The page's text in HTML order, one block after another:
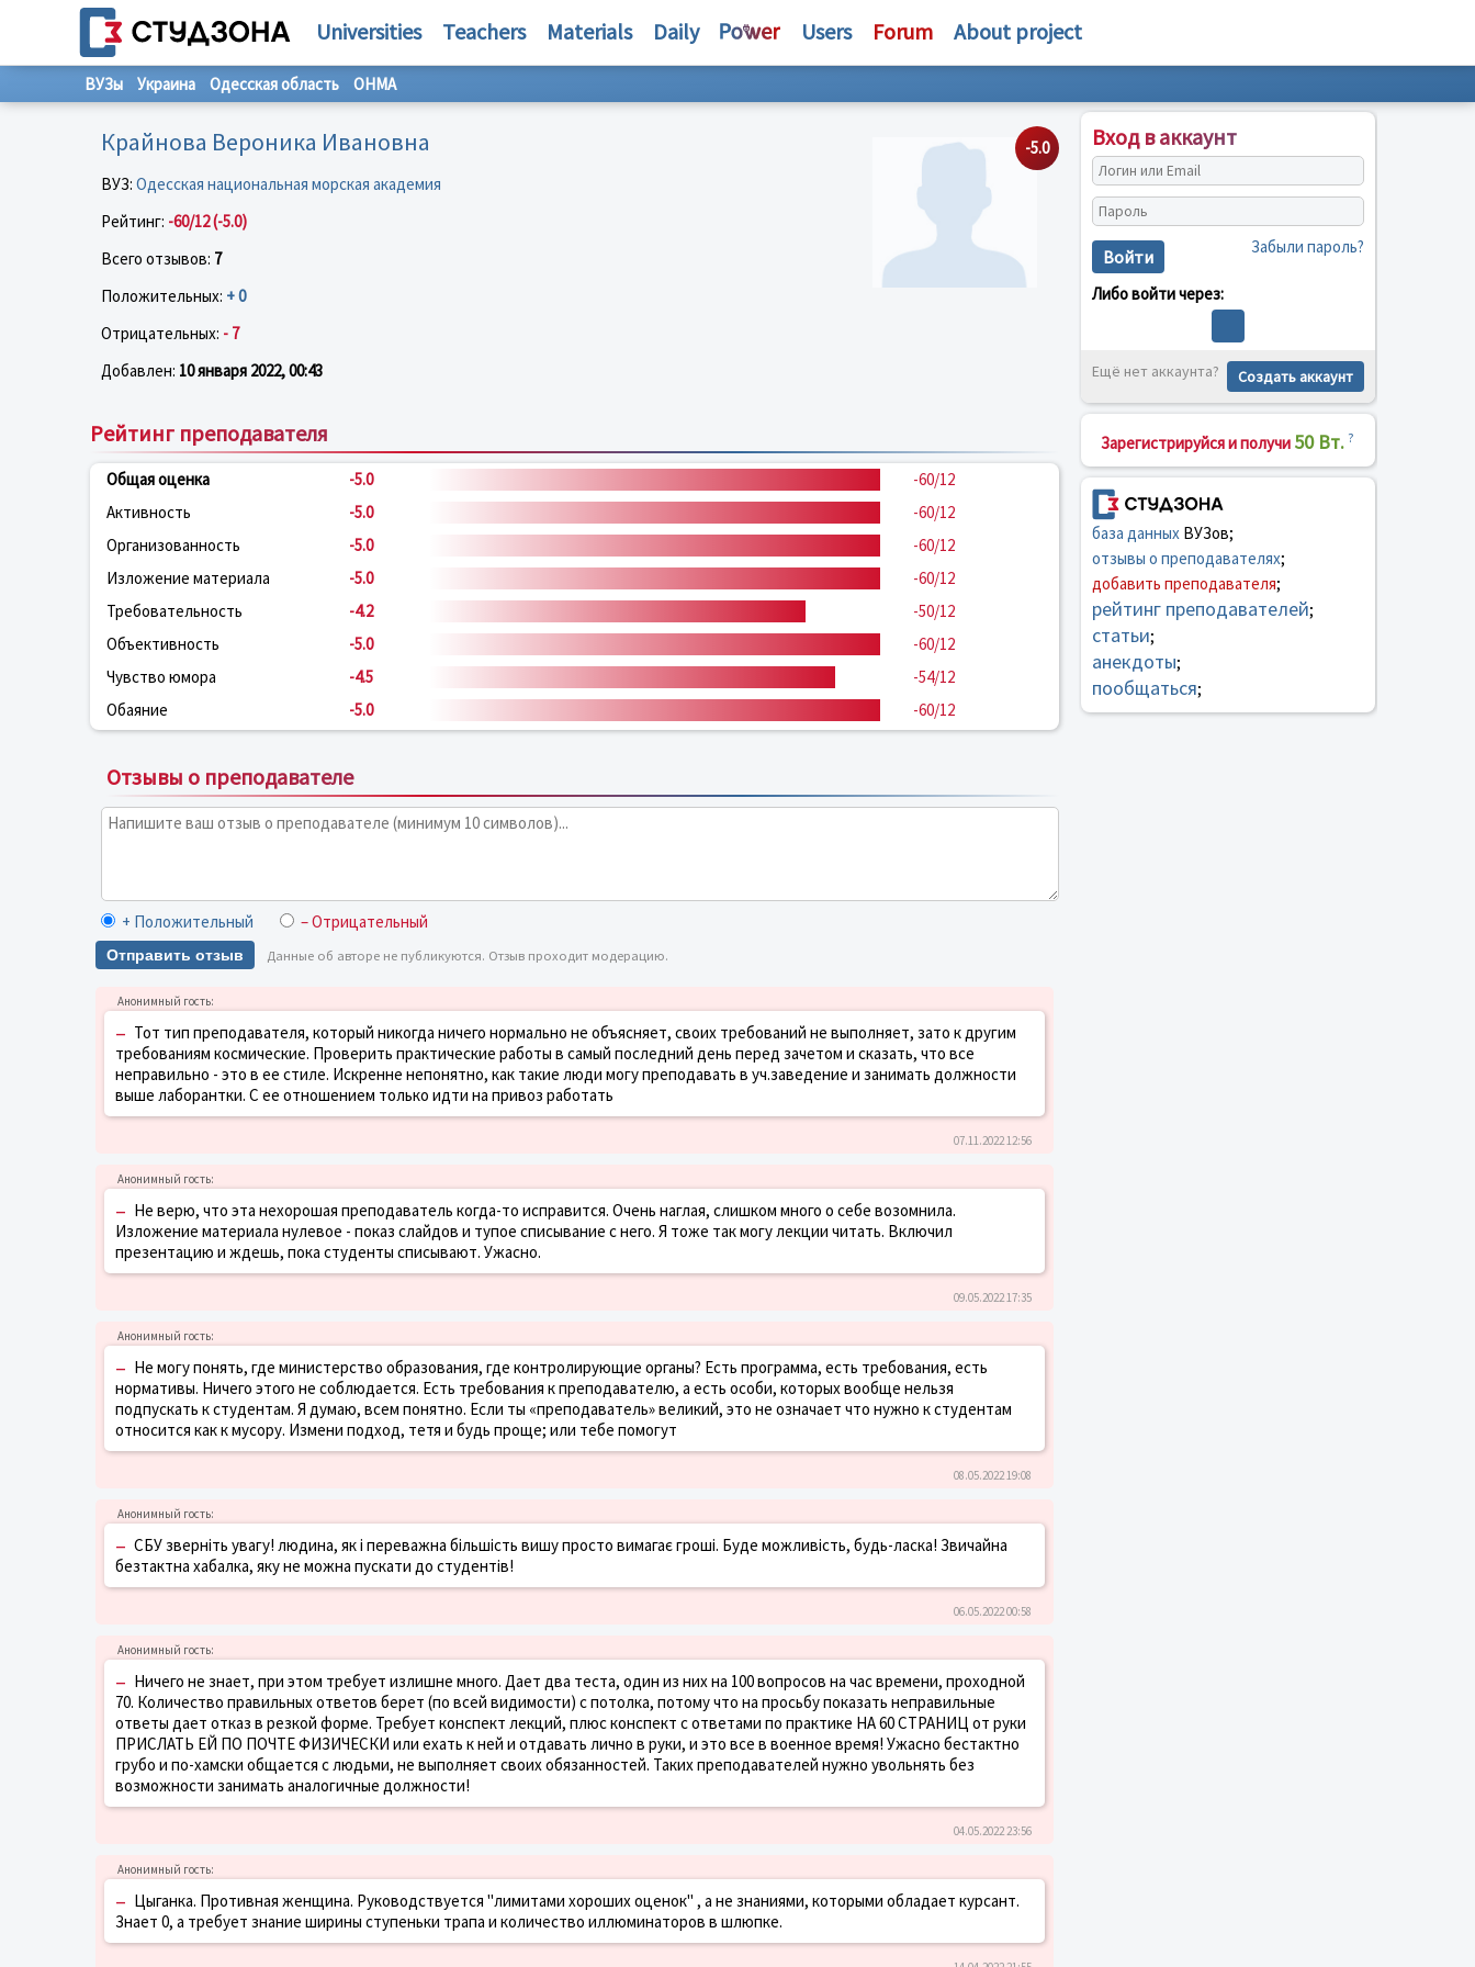
Universities Teachers Materials Daily Users Forum About project
ВУЗы Украина Одесская область ОНМА
-5.0
Крайнова Вероника Ивановна
ВУЗ: Одесская национальная морская академия
Рейтинг: -60/12 (-5.0)
Всего отзывов: 7
Положительных: + 0
Отрицательных: - 7
Добавлен: 10 января 2022, 00:43
Рейтинг преподавателя
Общая оценка -5.0
-60/12
Активность
-5.0
-60/12
Организованность
-5.0
-60/12
Изложение материала
-5.0
-60/12
Требовательность
-4.2
-50/12
Объективность
-5.0
-60/12
Чувство юмора
-4.5
-54/12
Обаяние
-5.0 -60/12
Отзывы о преподавателе
+ Положительный – Отрицательный
Отправить отзыв Данные об авторе не публикуются. Отзыв проходит модерацию.
– Тот тип преподавателя, который никогда ничего нормально не объясняет, своих требований не выполняет, зато к другим
требованиям космические. Проверить практические работы в самый последний день перед зачетом и сказать, что все
неправильно - это в ее стиле. Искренне непонятно, как такие люди могу преподавать в уч.заведение и занимать должности
выше лаборантки. С ее отношением только идти на привоз работать
07.11.2022 12:56
– Не верю, что эта нехорошая преподаватель когда-то исправится. Очень наглая, слишком много о себе возомнила.
Изложение материала нулевое - показ слайдов и тупое списывание с него. Я тоже так могу лекции читать. Включил
презентацию и ждешь, пока студенты списывают. Ужасно.
09.05.2022 17:35
– Не могу понять, где министерство образования, где контролирующие органы? Есть программа, есть требования, есть
нормативы. Ничего этого не соблюдается. Есть требования к преподавателю, а есть особи, которых вообще нельзя
подпускать к студентам. Я думаю, всем понятно. Если ты «преподаватель» великий, это не означает что нужно к студентам
относится как к мусору. Измени подход, тетя и будь проще; или тебе помогут
08.05.2022 19:08
– СБУ зверніть увагу! людина, як і переважна більшість вишу просто вимагає гроші. Буде можливість, будь-ласка! Звичайна
безтактна хабалка, яку не можна пускати до студентів!
06.05.2022 00:58
– Ничего не знает, при этом требует излишне много. Дает два теста, один из них на 100 вопросов на час времени, проходной
70. Количество правильных ответов берет (по всей видимости) с потолка, потому что на просьбу показать неправильные
ответы дает отказ в резкой форме. Требует конспект лекций, плюс конспект с ответами по практике НА 60 СТРАНИЦ от руки
ПРИСЛАТЬ ЕЙ ПО ПОЧТЕ ФИЗИЧЕСКИ или ехать к ней и отдавать лично в руки, и это все в военное время! Ужасно бестактно
грубо и по-хамски общается с людьми, не выполняет своих обязанностей. Таких преподавателей нужно увольнять без
возможности занимать аналогичные должности!
04.05.2022 23:56
– Цыганка. Противная женщина. Руководствуется "лимитами хороших оценок" , а не знаниями, которыми обладает курсант.
Знает 0, а требует знание ширины ступеньки трапа и количество иллюминаторов в шлюпке.
Вход в аккаунт
Войти Забыли пароль?
Либо войти через:
Ещё нет аккаунта? Создать аккаунт
Зарегистрируйся и получи 50 Вт. ?
база данныхВУЗов;
отзывы о преподавателях;
добавить преподавателя;
рейтинг преподавателей;
статьи;
анекдоты;
пообщаться;